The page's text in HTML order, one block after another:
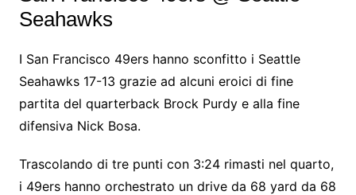
Seahawks
I San Francisco 49ers hanno sconfitto i Seattle
Seahawks 17-13 grazie ad alcuni eroici di fine
partita del quarterback Brock Purdy e alla fine
difensiva Nick Bosa.
Trascolando di tre punti con 3:24 rimasti nel quarto,
i 49ers hanno orchestrato un drive da 68 yard da 68